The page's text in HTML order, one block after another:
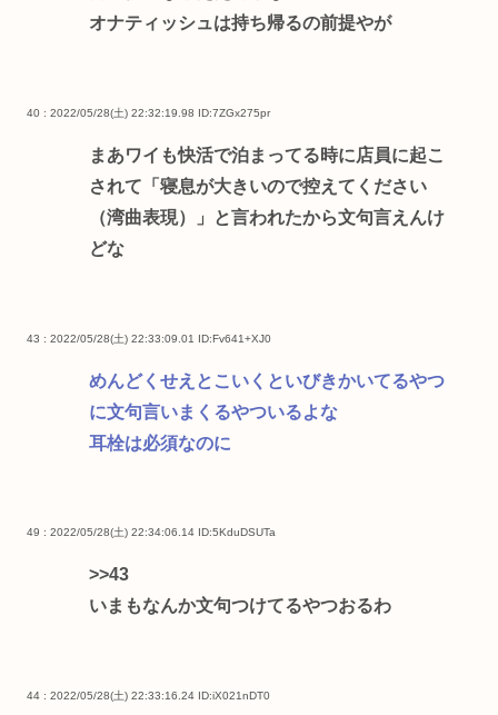
オナティッシュは持ち帰るの前提やが
40 : 2022/05/28(土) 22:32:19.98 ID:7ZGx275pr
まあワイも快活で泊まってる時に店員に起こ
されて「寝息が大きいので控えてください
（湾曲表現）」と言われたから文句言えんけ
どな
43 : 2022/05/28(土) 22:33:09.01 ID:Fv641+XJ0
めんどくせえとこいくといびきかいてるやつ
に文句言いまくるやついるよな
耳栓は必須なのに
49 : 2022/05/28(土) 22:34:06.14 ID:5KduDSUTa
>>43
いまもなんか文句つけてるやつおるわ
44 : 2022/05/28(土) 22:33:16.24 ID:iX021nDT0